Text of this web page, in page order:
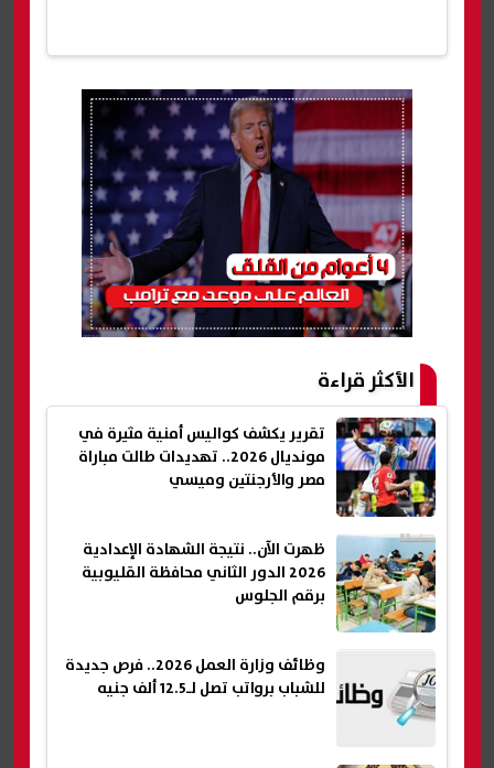
الأكثر قراءة
تقرير يكشف كواليس أمنية مثيرة في
مونديال 2026.. تهديدات طالت مباراة
مصر والأرجنتين وميسي
ظهرت الآن.. نتيجة الشهادة الإعدادية
2026 الدور الثاني محافظة القليوبية
برقم الجلوس
وظائف وزارة العمل 2026.. فرص جديدة
للشباب برواتب تصل لـ12.5 ألف جنيه